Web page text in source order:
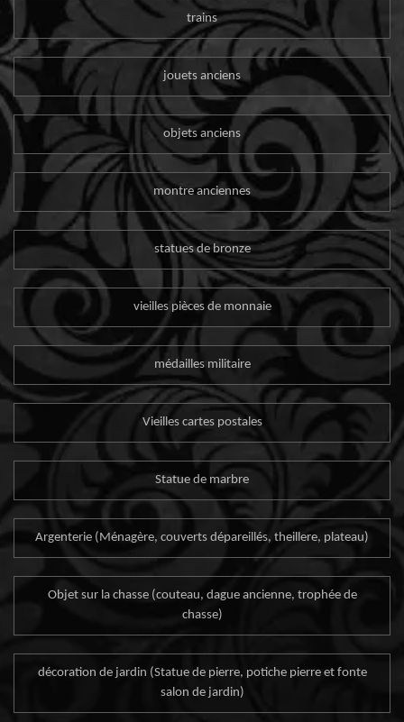
trains
jouets anciens
objets anciens
montre anciennes
statues de bronze
vieilles pièces de monnaie
médailles militaire
Vieilles cartes postales
Statue de marbre
Argenterie (Ménagère, couverts dépareillés, theillere, plateau)
Objet sur la chasse (couteau, dague ancienne, trophée de
chasse)
décoration de jardin (Statue de pierre, potiche pierre et fonte
salon de jardin)